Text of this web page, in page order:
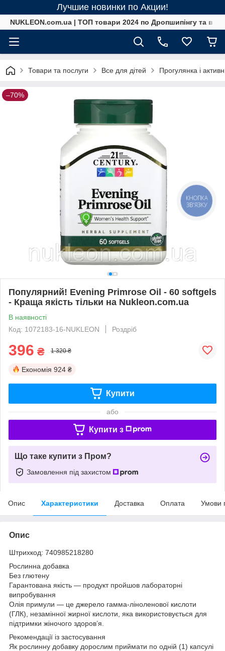
Лучшие новинки по Акции!
NUKLEON.com.ua | ТОП товари 2024 по Дропшипінгу та в
Товари та послуги Все для дітей Прогулянка і
–70%
Популярний! Evening Primrose Oil - 60 softgels
- Краща якість тільки на Nukleon.com.ua
В наявності
Код: 1072183-16-NUKLEON
Роздріб
396 ₴ 1 320 ₴
Економія 924 ₴
Купити
або
Купити з
Що таке купити з Пром?
Замовлення під захистом
Опис Характеристики Доставка Оплата Умови
Опис
Штрихкод: 740985218280
Рослинна добавка
Без глютену
Гарантована якість — продукт пройшов лабораторні
випробування
Олія примули — це джерело гамма-ліноленової кислоти
(ГЛК), незамінної жирної кислоти, яка використовується для
підтримки жіночого здоров’я.
Рекомендації із застосування
Як рослинну добавку дорослим приймати по одній (1) капсулі
КНОПКА
ЗВ'ЯЗКУ